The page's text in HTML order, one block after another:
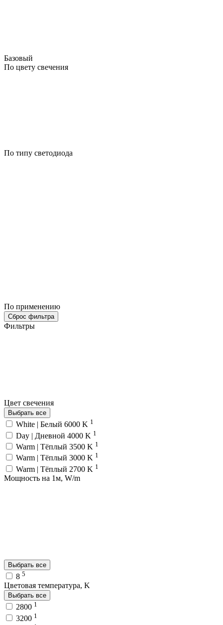
Базовый
По цвету свечения
По типу светодиода
По применению
Сброс фильтра
Фильтры
Цвет свечения
Выбрать все
White | Белый 6000 K 1
Day | Дневной 4000 K 1
Warm | Тёплый 3500 K 1
Warm | Тёплый 3000 K 1
Warm | Тёплый 2700 K 1
Мощность на 1м, W/m
Выбрать все
8 5
Цветовая температура, K
Выбрать все
2800 1
3200 1